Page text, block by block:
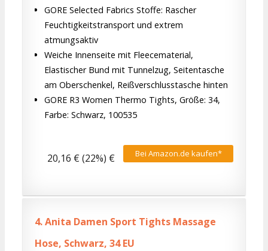
GORE Selected Fabrics Stoffe: Rascher
Feuchtigkeitstransport und extrem
atmungsaktiv
Weiche Innenseite mit Fleecematerial,
Elastischer Bund mit Tunnelzug, Seitentasche
am Oberschenkel, Reißverschlusstasche hinten
GORE R3 Women Thermo Tights, Größe: 34,
Farbe: Schwarz, 100535
Bei Amazon.de kaufen*
20,16 € (22%) €
4.Anita Damen Sport Tights Massage
Hose, Schwarz, 34 EU